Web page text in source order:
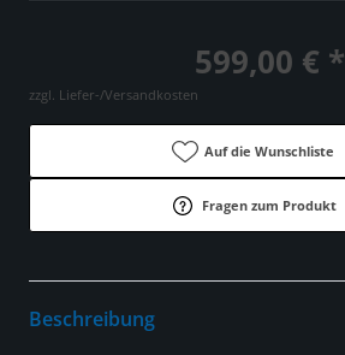
599,00 € *
zzgl. Liefer-/Versandkosten
Auf die Wunschliste
Fragen zum Produkt
Beschreibung